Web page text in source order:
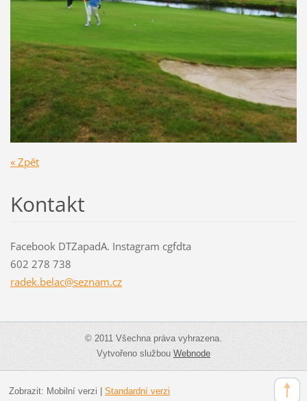
« Zpět
Kontakt
Facebook DTZapadA. Instagram cgfdta
602 278 738
radek.belac@seznam.cz
© 2011 Všechna práva vyhrazena.
Vytvořeno službouWebnode
Zobrazit: Mobilní verzi Standardní verzi